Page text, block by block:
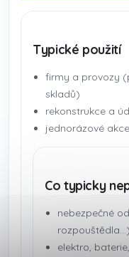
Typické použití
firmy a provozy
skladů)
rekonstrukce a
jednorázové
Co typicky
nebezpečné
rozpouštědla…)
elektro,